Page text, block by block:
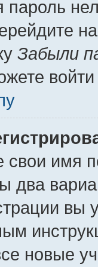
пароль
Забыли
свои имя
два
вы
новые